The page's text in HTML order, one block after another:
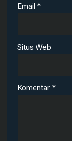
Email *
Situs Web
Komentar *